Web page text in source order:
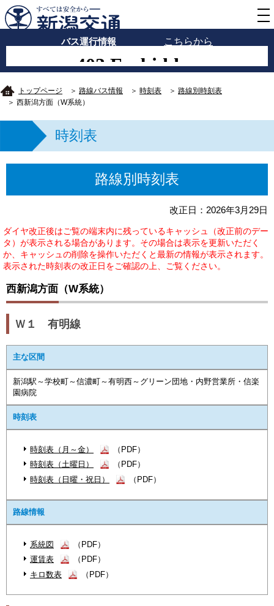
バス運行情報 こちらから
トップページ ＞ 路線バス情報 ＞ 時刻表 ＞ 路線別時刻表
＞ 西新潟方面（W系統）
時刻表
路線別時刻表
改正日：2026年3月29日
ダイヤ改正後はご覧の端末内に残っているキャッシュ（改正前のデー
タ）が表示される場合があります。その場合は表示を更新いただく
か、キャッシュの削除を操作いただくと最新の情報が表示されます。
表示された時刻表の改正日をご確認の上、ご覧ください。
西新潟方面（W系統）
Ｗ１ 有明線
主な区間
新潟駅～学校町～信濃町～有明西～グリーン団地・内野営業所・信楽
園病院
時刻表
時刻表（月～金）
（PDF）
時刻表（土曜日）
（PDF）
時刻表（日曜・祝日）
（PDF）
路線情報
系統図
（PDF）
運賃表
（PDF）
キロ数表
（PDF）